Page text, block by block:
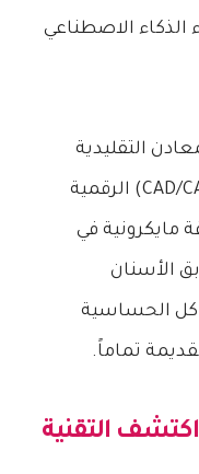
التقليدية
المزعجة إلى تصميمات الكاد كام (CAD/CAM) الرقمية
مايكرونية في
الأسنان
الحساسية
تماماً.
التقنية